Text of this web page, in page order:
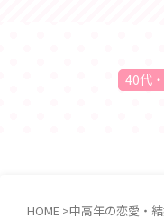
40代
HOME >中高年の恋愛・